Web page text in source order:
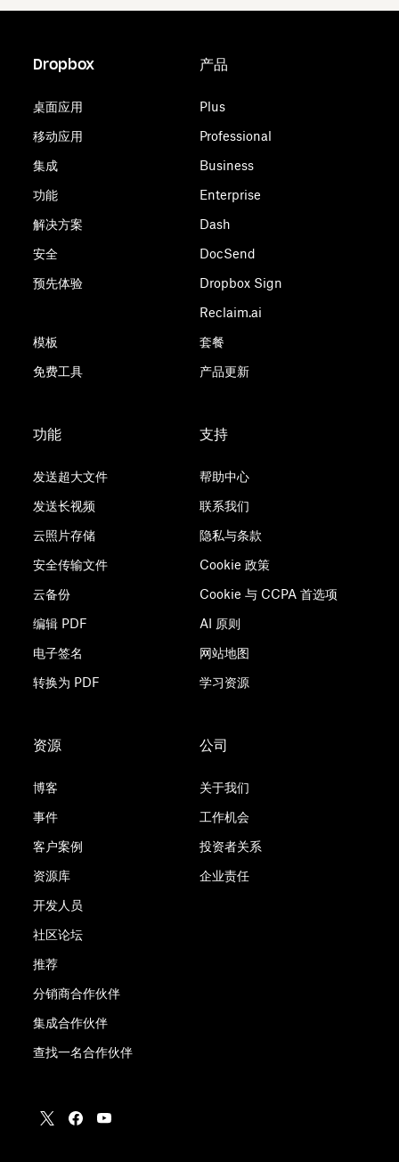
Dropbox
桌面应用
移动应用
集成
功能
解决方案
安全
预先体验
模板
免费工具
产品
Plus
Professional
Business
Enterprise
Dash
DocSend
Dropbox Sign
Reclaim.ai
套餐
产品更新
功能
发送超大文件
发送长视频
云照片存储
安全传输文件
云备份
编辑 PDF
电子签名
转换为 PDF
支持
帮助中心
联系我们
隐私与条款
Cookie 政策
Cookie 与 CCPA 首选项
AI 原则
网站地图
学习资源
资源
博客
事件
客户案例
资源库
开发人员
社区论坛
推荐
分销商合作伙伴
集成合作伙伴
查找一名合作伙伴
公司
关于我们
工作机会
投资者关系
企业责任